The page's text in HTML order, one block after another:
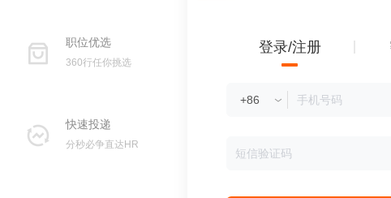
职位优选
360行任你挑选
快速投递
分秒必争直达HR
登录/注册